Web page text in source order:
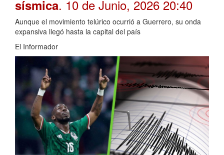
sísmica. 10 de Junio, 2026 20:40
Aunque el movimiento telúrico ocurrió a Guerrero, su onda
expansiva llegó hasta la capital del país
El Informador